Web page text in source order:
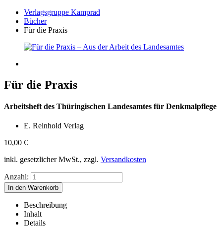
Verlagsgruppe Kamprad
Bücher
Für die Praxis
Für die Praxis
Arbeitsheft des Thüringischen Landesamtes für Denkmalpflege
E. Reinhold Verlag
10,00 €
inkl. gesetzlicher MwSt., zzgl. Versandkosten
Anzahl:
Beschreibung
Inhalt
Details